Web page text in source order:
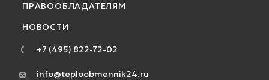
ПРАВООБЛАДАТЕЛЯМ
НОВОСТИ
+7 (495) 822-72-02
info@teploobmennik24.ru